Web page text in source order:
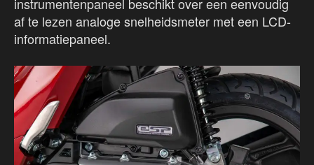
af te lezen analoge snelheidsmeter met een LCD-
informatiepaneel.